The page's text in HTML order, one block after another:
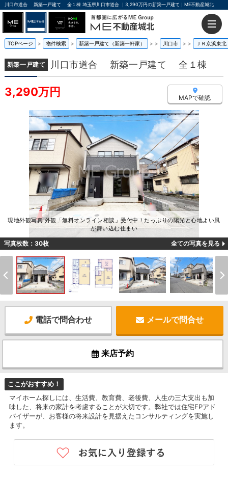
川口市道合 新築一戸建て 全１棟 埼玉県川口市道合 ｜3,290万円の新築一戸建て｜ME不動産城北
TOPページ 物件検索 新築一戸建て（新築一軒家） > 川口市 > ＪＲ京浜東
新築一戸建て 川口市道合 新築一戸建て 全１棟
3,290万円 MAPで確認
現地外観写真 外観「無料オンライン相談」受付中！たっぷりの陽光と心地よい風
が舞い込む住まい
写真枚数：30枚 全ての写真を見る
電話で問合わせ メールで問合せ
来店予約
ここがおすすめ！
マイホーム探しには、生活費、教育費、老後費、人生の三大支出も加
味した、将来の家計を考慮することが大切です。弊社では住宅FPアド
バイザーが、お客様の将来設計を見据えたコンサルティングを実施し
ます。